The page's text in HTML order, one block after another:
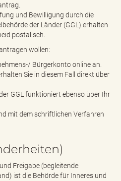
und Bewilligung durch die
der Länder (GGL) erhalten
postalisch.
wollen:
Bürgerkonto online an.
Sie in diesem Fall direkt über
GGL funktioniert ebenso über Ihr
mit dem schriftlichen Verfahren
Freigabe (begleitende
ist die Behörde für Inneres und